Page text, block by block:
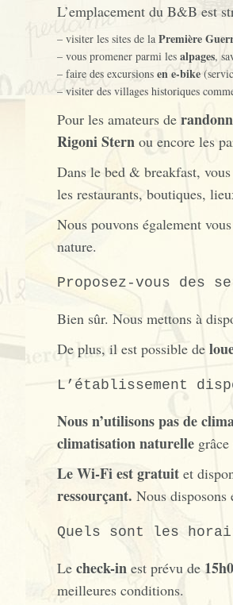
L’emplacement du B&B est
– visiter les sites de la Première
– vous promener parmi les alpages,
– faire des excursions en e-bike
– visiter des villages historiques
Pour les amateurs de
Rigoni Stern ou encore les
Dans le bed & breakfast,
les restaurants, boutiques,
Nous pouvons également
nature.
Proposez-vous des
Bien sûr. Nous mettons à
De plus, il est possible de
L’établissement
Nous n’utilisons pas de
climatisation naturelle
Le Wi-Fi est gratuit et
ressourçant. Nous
Quels sont les
Le check-in est prévu de
meilleures conditions.